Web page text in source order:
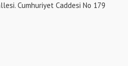
Cumhuriyet Caddesi No 179